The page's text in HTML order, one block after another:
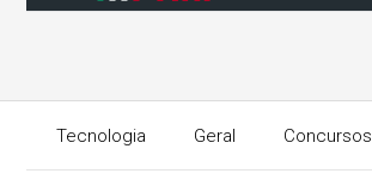
Tecnologia Geral Concursos